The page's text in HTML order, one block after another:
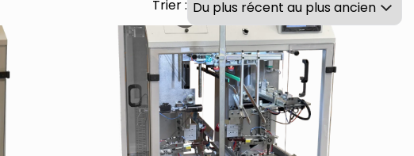
Trier :